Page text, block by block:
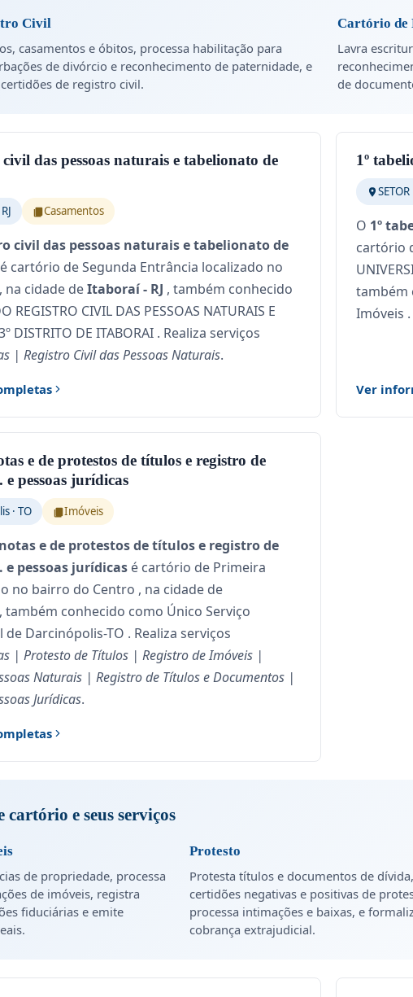
Civil
casamentos e óbitos, processa habilitação para
de divórcio e reconhecimento de paternidade, e
certidões de registro civil.
Cartório de
Lavra
de
das pessoas naturais e tabelionato de
Casamentos
civil das pessoas naturais e tabelionato de
é cartório de Segunda Entrância localizado no
cidade deItaboraí - RJ , também conhecido
REGISTRO CIVIL DAS PESSOAS NATURAIS E
DISTRITO DE ITABORAI . Realiza serviços
| Registro Civil das Pessoas Naturais.
1º
O 1º
cartório
também
Imóveis
Ver
e de protestos de títulos e registro de
pessoas jurídicas
· TO Imóveis
e de protestos de títulos e registro de
pessoas jurídicas é cartório de Primeira
no bairro do Centro , na cidade de
, também conhecido como Único Serviço
Darcinópolis-TO . Realiza serviços
| Protesto de Títulos | Registro de Imóveis |
Naturais | Registro de Títulos e Documentos |
Jurídicas.
cartório e seus serviços
de propriedade, processa
de imóveis, registra
fiduciárias e emite
Protesto
Protesta títulos e documentos de
certidões negativas e positivas de
processa intimações e baixas, e
cobrança extrajudicial.